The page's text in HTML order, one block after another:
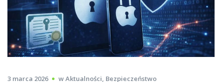
3 marca 2026 wAktualności, Bezpieczeństwo